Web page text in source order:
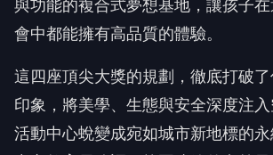
與功能的複合式夢想基地，讓孩子
會中都能擁有高品質的體驗。
這四座頂尖大獎的規劃，徹底打破
印象，將美學、生態與安全深度注
活動中心蛻變成宛如城市新地標的